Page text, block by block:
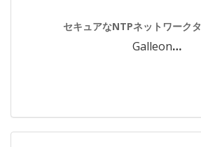
セキュアなNTPネットワーク
Galleon…